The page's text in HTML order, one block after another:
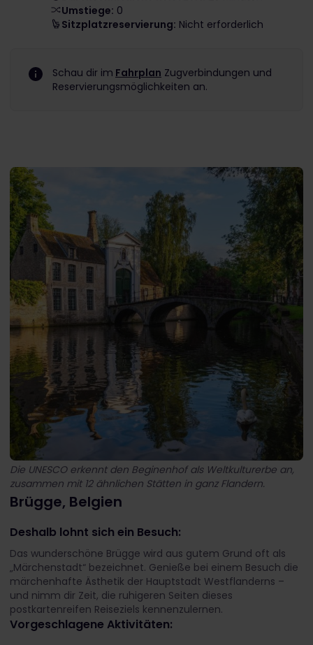
Umstiege: 0
Sitzplatzreservierung: Nicht erforderlich
Schau dir im Fahrplan Zugverbindungen und
Reservierungsmöglichkeiten an.
Die UNESCO erkennt den Beginenhof als Weltkulturerbe an,
zusammen mit 12 ähnlichen Stätten in ganz Flandern.
Brügge, Belgien
Deshalb lohnt sich ein Besuch:
Das wunderschöne Brügge wird aus gutem Grund oft als
„Märchenstadt“ bezeichnet. Genieße bei einem Besuch die
märchenhafte Ästhetik der Hauptstadt Westflanderns –
und nimm dir Zeit, die ruhigeren Seiten dieses
postkartenreifen Reiseziels kennenzulernen.
Vorgeschlagene Aktivitäten: